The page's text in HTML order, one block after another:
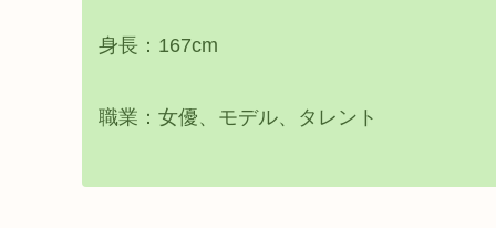
身長：167cm
職業：女優、モデル、タレント